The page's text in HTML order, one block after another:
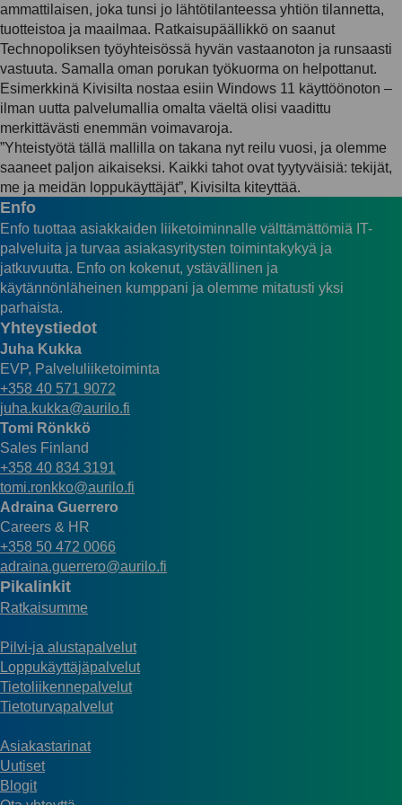
ammattilaisen, joka tunsi jo lähtötilanteessa yhtiön tilannetta,
tuotteistoa ja maailmaa. Ratkaisupäällikkö on saanut
Technopoliksen työyhteisössä hyvän vastaanoton ja runsaasti
vastuuta. Samalla oman porukan työkuorma on helpottanut.
Esimerkkinä Kivisilta nostaa esiin Windows 11 käyttöönoton –
ilman uutta palvelumallia omalta väeltä olisi vaadittu
merkittävästi enemmän voimavaroja.
”Yhteistyötä tällä mallilla on takana nyt reilu vuosi, ja olemme
saaneet paljon aikaiseksi. Kaikki tahot ovat tyytyväisiä: tekijät,
me ja meidän loppukäyttäjät”, Kivisilta kiteyttää.
Enfo
Enfo tuottaa asiakkaiden liiketoiminnalle välttämättömiä IT-
palveluita ja turvaa asiakasyritysten toimintakykyä ja
jatkuvuutta. Enfo on kokenut, ystävällinen ja
käytännönläheinen kumppani ja olemme mitatusti yksi
parhaista.
Yhteystiedot
Juha Kukka
EVP, Palveluliiketoiminta
+358 40 571 9072
juha.kukka@aurilo.fi
Tomi Rönkkö
Sales Finland
+358 40 834 3191
tomi.ronkko@aurilo.fi
Adraina Guerrero
Careers & HR
+358 50 472 0066
adraina.guerrero@aurilo.fi
Pikalinkit
Ratkaisumme
Pilvi-ja alustapalvelut
Loppukäyttäjäpalvelut
Tietoliikennepalvelut
Tietoturvapalvelut
Asiakastarinat
Uutiset
Blogit